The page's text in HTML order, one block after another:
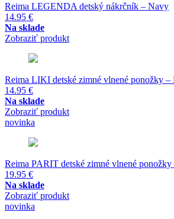
Reima LEGENDA detský nákrčník – Navy
14.95 €
Na sklade
Zobraziť produkt
Reima LIKI detské zimné vlnené ponožky –
14.95 €
Na sklade
Zobraziť produkt
novinka
Reima PARIT detské zimné vlnené ponožky
19.95 €
Na sklade
Zobraziť produkt
novinka